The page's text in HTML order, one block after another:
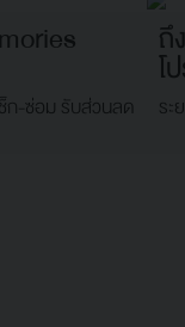
ก-ซ่อม รับส่วนลด
ถึ
โ
ระ